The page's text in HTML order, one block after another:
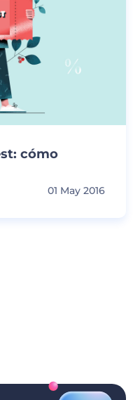
cómo
01 May 2016